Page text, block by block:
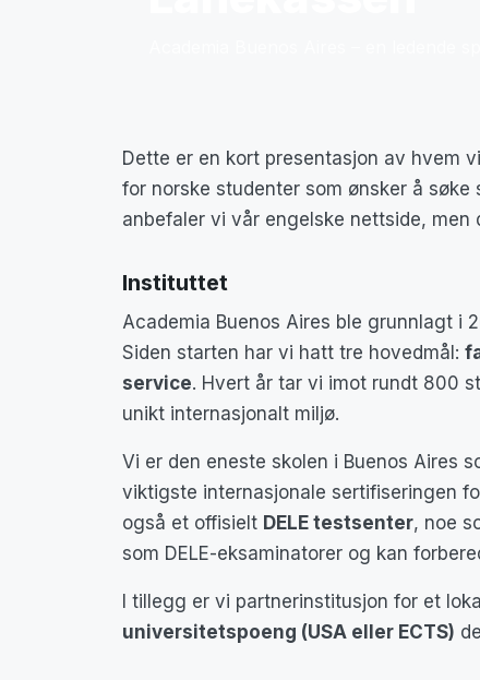
Dette er en kort presentasjon av hvem
for norske studenter som ønsker å
anbefaler vi vår engelske nettside,
Instituttet
Academia Buenos Aires ble grunnlagt i
Siden starten har vi hatt tre hovedmål:
service. Hvert år tar vi imot rundt 800
unikt internasjonalt miljø.
Vi er den eneste skolen i Buenos Aires
viktigste internasjonale sertifiseringen
også et offisielt DELE testsenter, noe
som DELE-eksaminatorer og kan
I tillegg er vi partnerinstitusjon for et
universitetspoeng (USA eller ECTS)